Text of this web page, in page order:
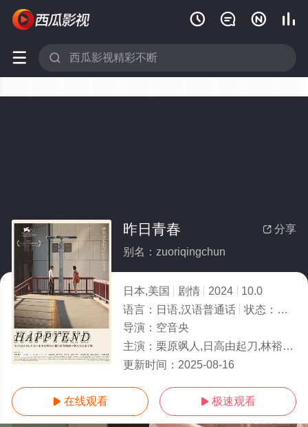
   
 
更新HD
 分享
昨日青春
别名：zuoriqingchun
日本,美国 剧情 2024
10.0
语言： 日语,汉语普通话 状态： 更新
导演： 空音央
主演： 栗原飒人,日高由起刀,林裕太,彭泽萱,祷云母,阿拉季,佐野史郎,渡边真起子,中岛步,普希姆
更新时间： 2025-08-16
 在线观看  极速观看